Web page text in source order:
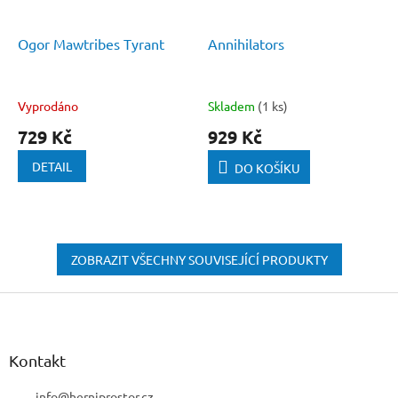
Ogor Mawtribes Tyrant
Vyprodáno
729 Kč
DETAIL
Annihilators
Skladem (1 ks)
929 Kč
DO KOŠÍKU
ZOBRAZIT VŠECHNY SOUVISEJÍCÍ PRODUKTY
Z
Kontakt